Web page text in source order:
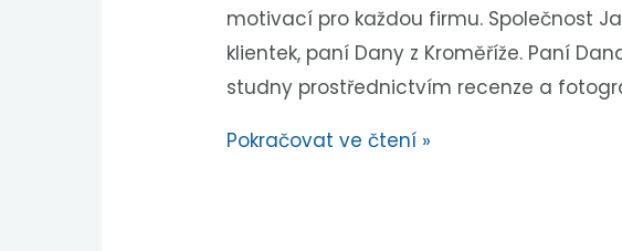
motivací pro každou firmu. Společnost
klientek, paní Dany z Kroměříže. Paní
studny prostřednictvím recenze a
Pokračovat ve čtení »